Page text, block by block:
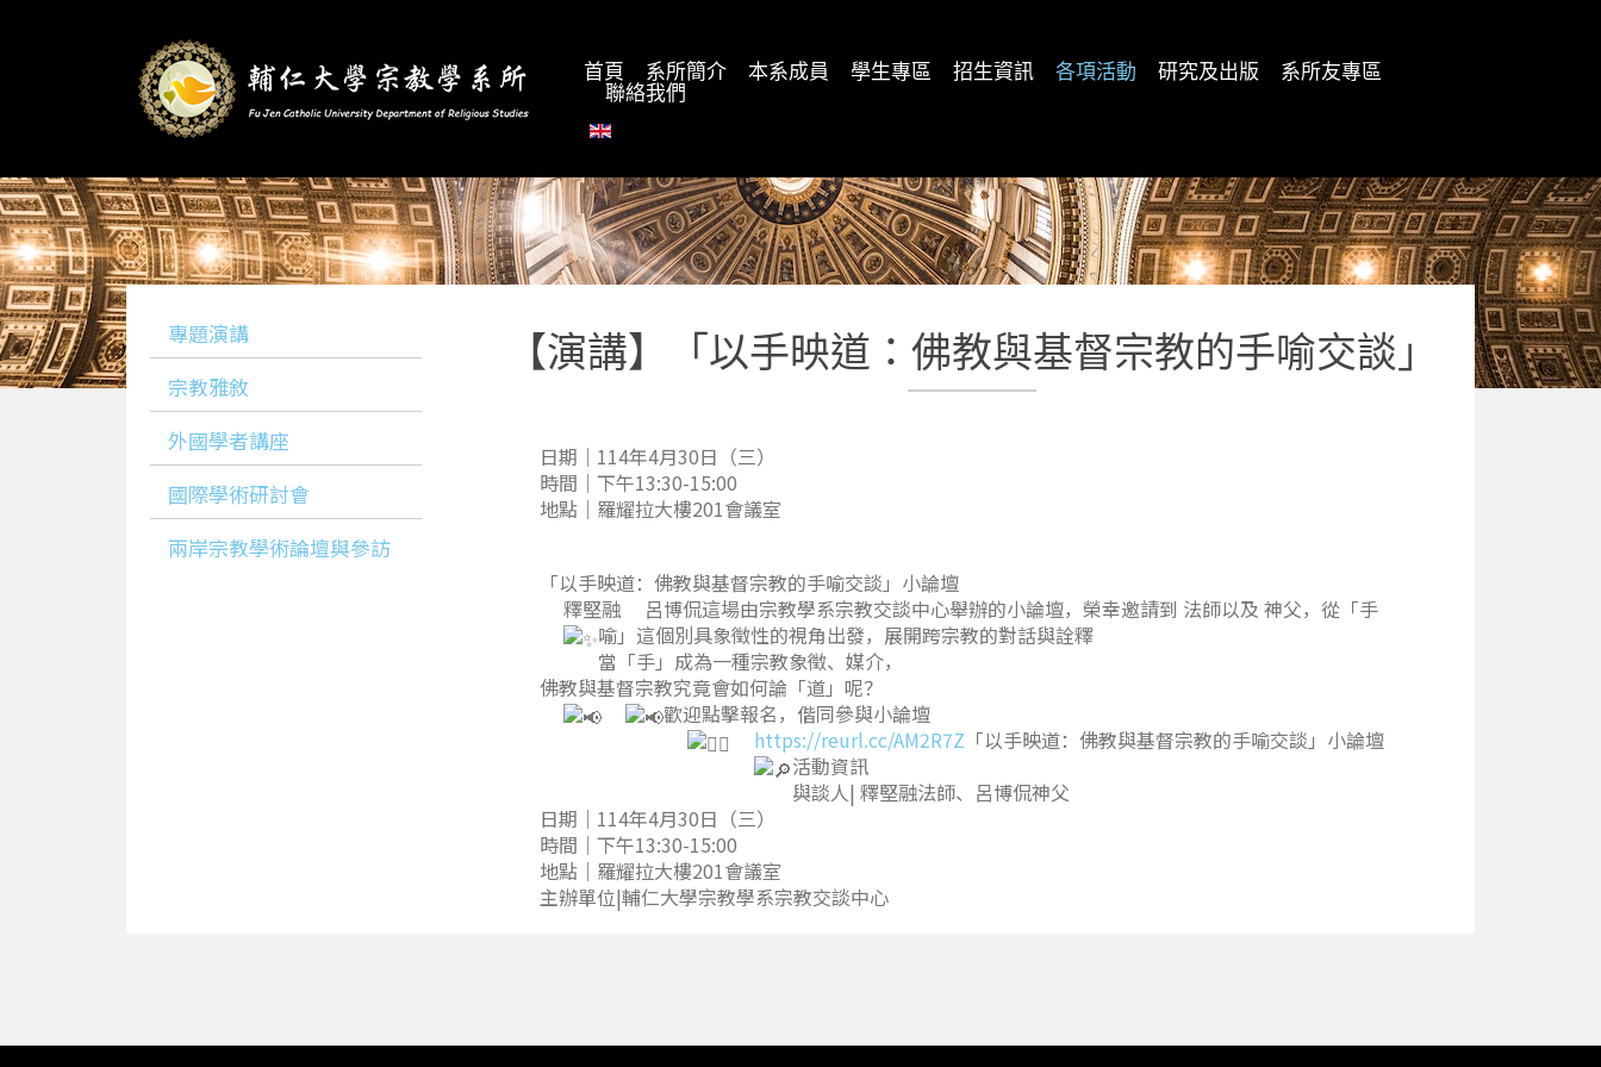
首頁 系所簡介 本系成員 學生專區 招生資訊 各項活動 研究及出版
系所友專區
聯絡我們
專題演講
宗教雅敘
外國學者講座
國際學術研討會
兩岸宗教學術論壇與參訪
【演講】「以手映道：佛教與基督宗教的手喻交談」
日期｜114年4月30日（三）
時間｜下午13:30-15:00
地點｜羅耀拉大樓201會議室
「以手映道：佛教與基督宗教的手喻交談」小論壇
這場由宗教學系宗教交談中心舉辦的小論壇，榮幸邀請到
釋堅融 法師以及
呂博侃
神父，從「手
喻」這個別具象徵性的視角出發，展開跨宗教的對話與詮釋
當「手」成為一種宗教象徵、媒介，
佛教與基督宗教究竟會如何論「道」呢？
歡迎點擊報名，偕同參與小論壇
https://reurl.cc/AM2R7Z 「以手映道：佛教與基督宗教的手喻交談」小論壇
活動資訊
與談人| 釋堅融法師、呂博侃神父
日期｜114年4月30日（三）
時間｜下午13:30-15:00
地點｜羅耀拉大樓201會議室
主辦單位|輔仁大學宗教學系宗教交談中心